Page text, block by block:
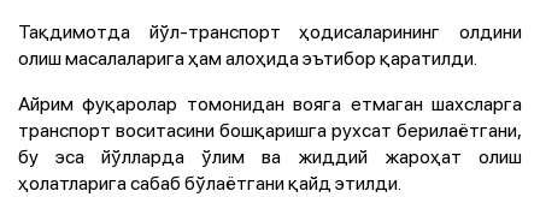
Тақдимотда йўл-транспорт ҳодисаларининг олдини
олиш масалаларига ҳам алоҳида эътибор қаратилди.
Айрим фуқаролар томонидан вояга етмаган шахсларга
транспорт воситасини бошқаришга рухсат берилаётгани,
бу эса йўлларда ўлим ва жиддий жароҳат олиш
ҳолатларига сабаб бўлаётгани қайд этилди.